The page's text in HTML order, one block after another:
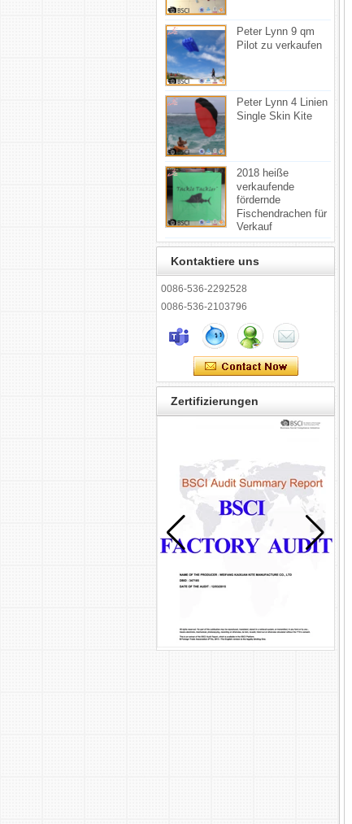
Peter Lynn 9 qm
Pilot zu verkaufen
Peter Lynn 4 Linien
Single Skin Kite
2018 heiße
verkaufende
fördernde
Fischendrachen für
Verkauf
Kontaktiere uns
0086-536-2292528
0086-536-2103796
Zertifizierungen